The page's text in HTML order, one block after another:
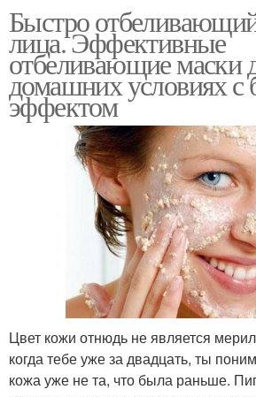
Быстро
лица. Эффективные
отбеливающие маски
домашних условиях
эффектом
Цвет кожи отнюдь не является
когда тебе уже за двадцать, ты
кожа уже не та, что была раньше.